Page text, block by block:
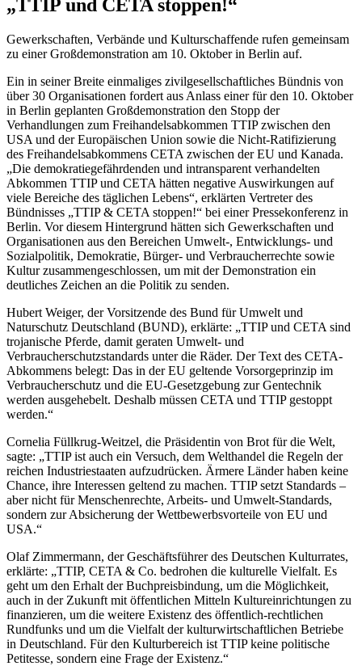
„TTIP und CETA stoppen!“
Gewerkschaften, Verbände und Kulturschaffende rufen gemeinsam
zu einer Großdemonstration am 10. Oktober in Berlin auf.
Ein in seiner Breite einmaliges zivilgesellschaftliches Bündnis von
über 30 Organisationen fordert aus Anlass einer für den 10. Oktober
in Berlin geplanten Großdemonstration den Stopp der
Verhandlungen zum Freihandelsabkommen TTIP zwischen den
USA und der Europäischen Union sowie die Nicht-Ratifizierung
des Freihandelsabkommens CETA zwischen der EU und Kanada.
„Die demokratiegefährdenden und intransparent verhandelten
Abkommen TTIP und CETA hätten negative Auswirkungen auf
viele Bereiche des täglichen Lebens“, erklärten Vertreter des
Bündnisses „TTIP & CETA stoppen!“ bei einer Pressekonferenz in
Berlin. Vor diesem Hintergrund hätten sich Gewerkschaften und
Organisationen aus den Bereichen Umwelt-, Entwicklungs- und
Sozialpolitik, Demokratie, Bürger- und Verbraucherrechte sowie
Kultur zusammengeschlossen, um mit der Demonstration ein
deutliches Zeichen an die Politik zu senden.
Hubert Weiger, der Vorsitzende des Bund für Umwelt und
Naturschutz Deutschland (BUND), erklärte: „TTIP und CETA sind
trojanische Pferde, damit geraten Umwelt- und
Verbraucherschutzstandards unter die Räder. Der Text des CETA-
Abkommens belegt: Das in der EU geltende Vorsorgeprinzip im
Verbraucherschutz und die EU-Gesetzgebung zur Gentechnik
werden ausgehebelt. Deshalb müssen CETA und TTIP gestoppt
werden.“
Cornelia Füllkrug-Weitzel, die Präsidentin von Brot für die Welt,
sagte: „TTIP ist auch ein Versuch, dem Welthandel die Regeln der
reichen Industriestaaten aufzudrücken. Ärmere Länder haben keine
Chance, ihre Interessen geltend zu machen. TTIP setzt Standards –
aber nicht für Menschenrechte, Arbeits- und Umwelt-Standards,
sondern zur Absicherung der Wettbewerbsvorteile von EU und
USA.“
Olaf Zimmermann, der Geschäftsführer des Deutschen Kulturrates,
erklärte: „TTIP, CETA & Co. bedrohen die kulturelle Vielfalt. Es
geht um den Erhalt der Buchpreisbindung, um die Möglichkeit,
auch in der Zukunft mit öffentlichen Mitteln Kultureinrichtungen zu
finanzieren, um die weitere Existenz des öffentlich-rechtlichen
Rundfunks und um die Vielfalt der kulturwirtschaftlichen Betriebe
in Deutschland. Für den Kulturbereich ist TTIP keine politische
Petitesse, sondern eine Frage der Existenz.“